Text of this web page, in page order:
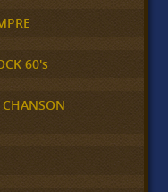
60's
CHANSON